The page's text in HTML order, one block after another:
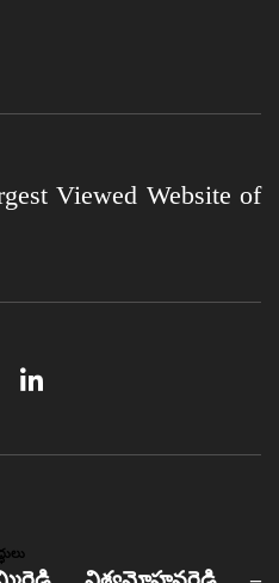
Viewed Website of